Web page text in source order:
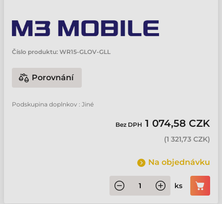
Číslo produktu: WR15-GLOV-GLL
Porovnání
Podskupina doplnkov : Jiné
Bez DPH 1 074,58 CZK
(1 321,73 CZK)
Na objednávku
ks